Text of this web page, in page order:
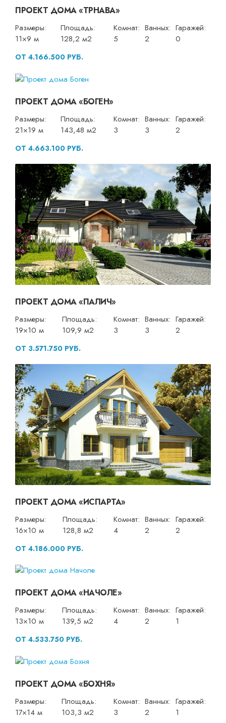
ПРОЕКТ ДОМА «ТРНАВА»
Размеры:
11×9 м
Площадь:
128,2 м2
Комнат:
5
Ванных:
2
Гаражей:
0
ОТ 4.166.500 РУБ.
ПРОЕКТ ДОМА «БОГЕН»
Размеры:
21×19 м
Площадь:
143,48 м2
Комнат:
3
Ванных:
3
Гаражей:
2
ОТ 4.663.100 РУБ.
ПРОЕКТ ДОМА «ПАЛИЧ»
Размеры:
19×10 м
Площадь:
109,9 м2
Комнат:
3
Ванных:
3
Гаражей:
2
ОТ 3.571.750 РУБ.
ПРОЕКТ ДОМА «ИСПАРТА»
Размеры:
16×10 м
Площадь:
128,8 м2
Комнат:
4
Ванных:
2
Гаражей:
2
ОТ 4.186.000 РУБ.
ПРОЕКТ ДОМА «НАЧОЛЕ»
Размеры:
13×10 м
Площадь:
139,5 м2
Комнат:
4
Ванных:
2
Гаражей:
1
ОТ 4.533.750 РУБ.
ПРОЕКТ ДОМА «БОХНЯ»
Размеры:
17×14 м
Площадь:
103,3 м2
Комнат:
3
Ванных:
2
Гаражей:
1